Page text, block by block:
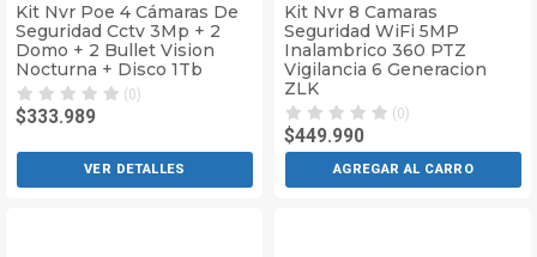
Kit Nvr Poe 4 Cámaras De
Seguridad Cctv 3Mp + 2
Domo + 2 Bullet Vision
Nocturna + Disco 1Tb
(0)
$333.989
VER DETALLES
Kit Nvr 8 Camaras
Seguridad WiFi 5MP
Inalambrico 360 PTZ
Vigilancia 6 Generacion
ZLK
(0)
$449.990
AGREGAR AL CARRO